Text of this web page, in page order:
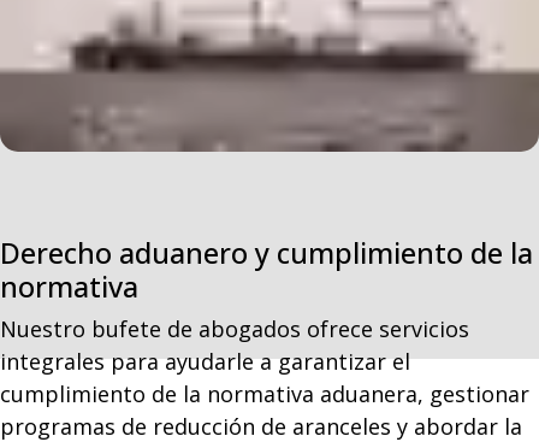
Derecho aduanero y cumplimiento de la
normativa
Nuestro bufete de abogados ofrece servicios
integrales para ayudarle a garantizar el
cumplimiento de la normativa aduanera, gestionar
programas de reducción de aranceles y abordar la